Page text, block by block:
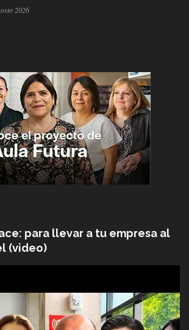
2026
para llevar a tu empresa al
(video)